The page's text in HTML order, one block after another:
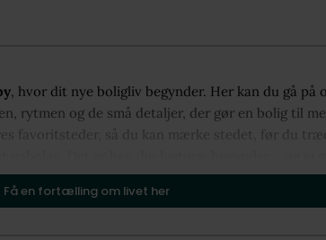
, hvor dit nye boligliv begynder. Her kan du gå på
rytmen og de små detaljer, der gør en bolig til
favoritsteder, så du kan mærke stedet, før du
om dit næste kapitel.​
Få en fortælling om livet her